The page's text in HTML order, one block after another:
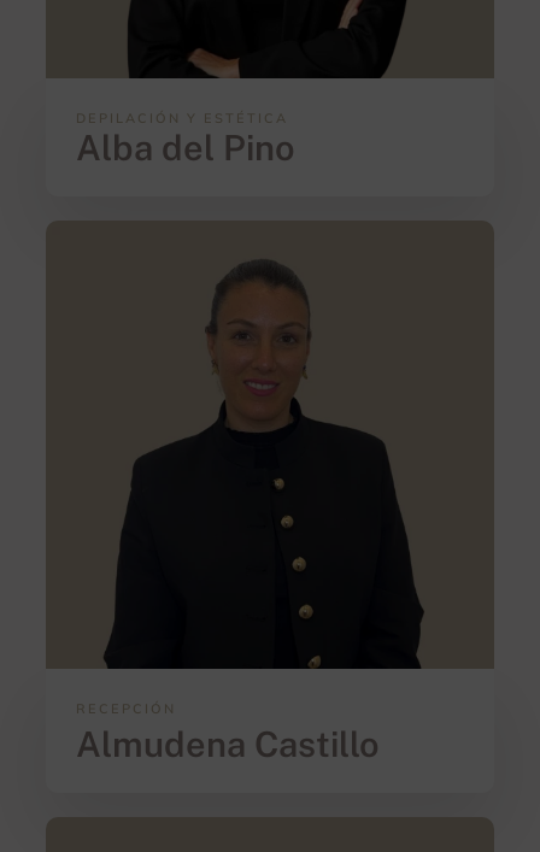
DEPILACIÓN Y ESTÉTICA
Alba del Pino
RECEPCIÓN
Almudena Castillo